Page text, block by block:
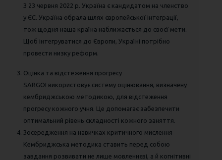
З 23 червня 2022 р. Україна є кандидатом на членство
у ЄС. Україна обрала шлях європейської інтеграції,
тож щодня наша країна наближається до своєї мети.
Щоб інтегруватися до Європи, Україні потрібно
провести низку реформ.
Оцінка та відстеження прогресу
SARGOI використовує систему оцінювання, визначену
кембриджською методикою, для відстеження
прогресу кожного учня. Це допомагає забезпечити
оптимальний рівень складності кожного заняття.
Зосередження на навичках критичного мислення
Кембриджська методика ставить перед собою
завдання розвивати не лише мовленнєві, а й когнітивні